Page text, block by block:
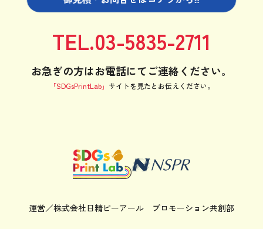
お急ぎの方はお電話にてご連絡ください。
TEL.03-5835-2711
「SDGsPrintLab」 サイトを見たと お伝えください。
運営／株式会社日精ピーアール プロモーション共創部